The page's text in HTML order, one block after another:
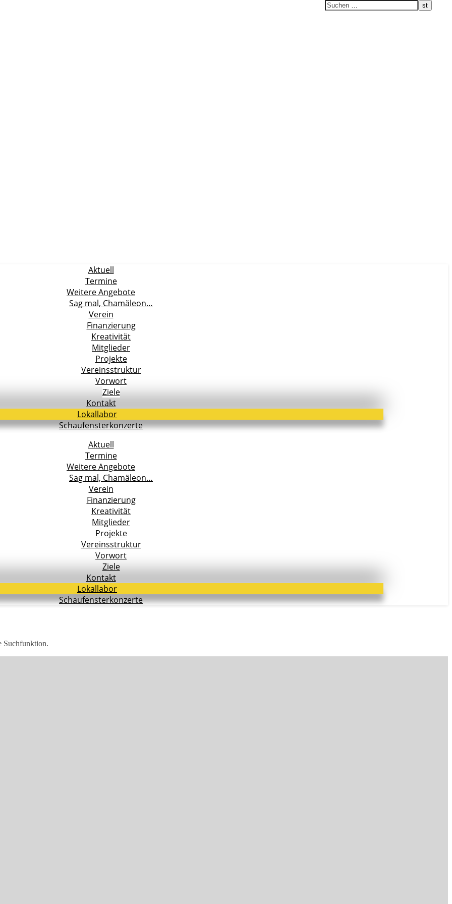
Aktuell
Termine
Weitere Angebote
Sag mal, Chamäleon…
Verein
Finanzierung
Kreativität
Mitglieder
Projekte
Vereinsstruktur
Vorwort
Ziele
Kontakt
Lokallabor
Schaufensterkonzerte
Aktuell
Termine
Weitere Angebote
Sag mal, Chamäleon…
Verein
Finanzierung
Kreativität
Mitglieder
Projekte
Vereinsstruktur
Vorwort
Ziele
Kontakt
Lokallabor
Schaufensterkonzerte
Suchfunktion.